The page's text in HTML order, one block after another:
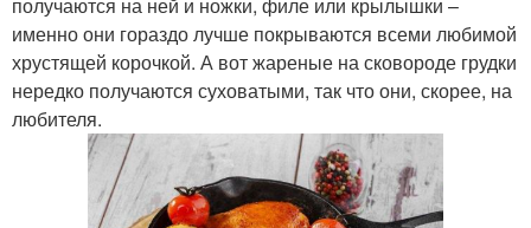
именно они гораздо лучше покрываются всеми любимой
хрустящей корочкой. А вот жареные на сковороде грудки
нередко получаются суховатыми, так что они, скорее, на
любителя.